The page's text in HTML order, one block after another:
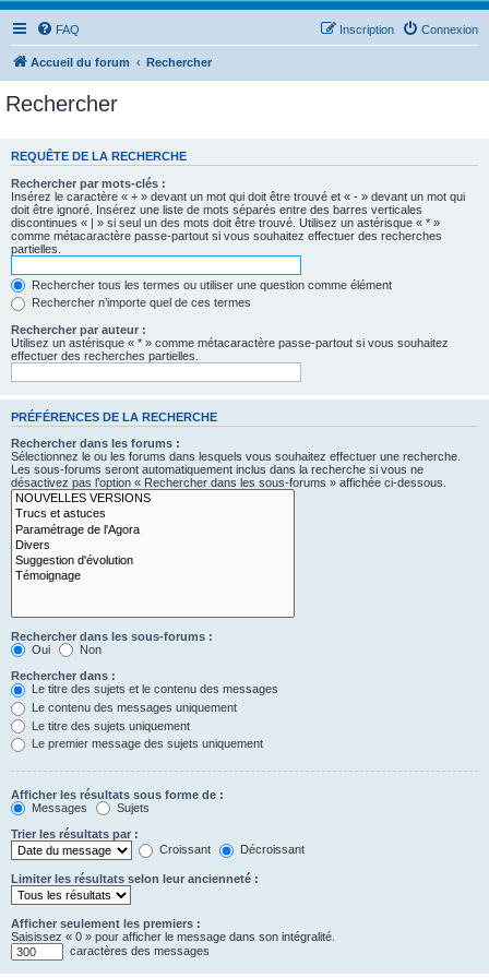
FAQ Connexion
Inscription
Accueil du forum Rechercher
Rechercher
REQUÊTE DE LA RECHERCHE
Rechercher par mots-clés :
Insérez le caractère « + » devant un mot qui doit être trouvé et « - » devant un mot qui
doit être ignoré. Insérez une liste de mots séparés entre des barres verticales
discontinues « | » si seul un des mots doit être trouvé. Utilisez un astérisque « * »
comme métacaractère passe-partout si vous souhaitez effectuer des recherches
partielles.
Rechercher tous les termes ou utiliser une question comme élément
Rechercher n’importe quel de ces termes
Rechercher par auteur :
Utilisez un astérisque « * » comme métacaractère passe-partout si vous souhaitez
effectuer des recherches partielles.
PRÉFÉRENCES DE LA RECHERCHE
Rechercher dans les forums :
Sélectionnez le ou les forums dans lesquels vous souhaitez effectuer une recherche.
Les sous-forums seront automatiquement inclus dans la recherche si vous ne
désactivez pas l’option « Rechercher dans les sous-forums » affichée ci-dessous.
Rechercher dans les sous-forums :
Oui
Non
Rechercher dans :
Le titre des sujets et le contenu des messages
Le contenu des messages uniquement
Le titre des sujets uniquement
Le premier message des sujets uniquement
Afficher les résultats sous forme de :
Messages
Sujets
Trier les résultats par :
Croissant
Décroissant
Limiter les résultats selon leur ancienneté :
Afficher seulement les premiers :
Saisissez « 0 » pour afficher le message dans son intégralité.
caractères des messages